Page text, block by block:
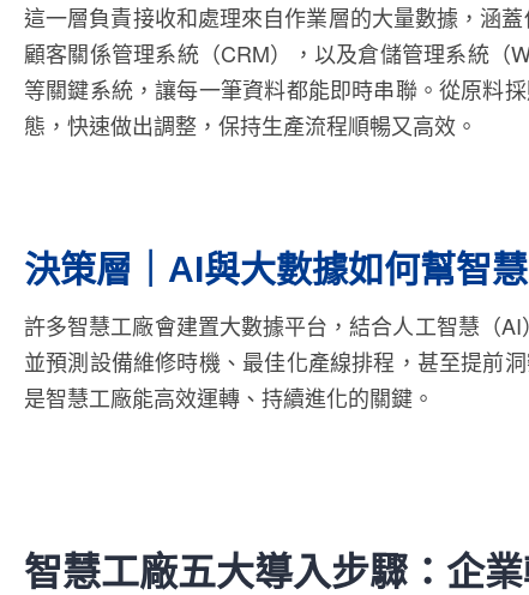
這一層負責接收和處理來自作業層的大量數據，涵
顧客關係管理系統（CRM），以及倉儲管理系統（
等關鍵系統，讓每一筆資料都能即時串聯。從原料
態，快速做出調整，保持生產流程順暢又高效。
決策層｜AI與大數據如何幫智
許多智慧工廠會建置大數據平台，結合人工智慧（
並預測設備維修時機、最佳化產線排程，甚至提前
是智慧工廠能高效運轉、持續進化的關鍵。
智慧工廠五大導入步驟：企